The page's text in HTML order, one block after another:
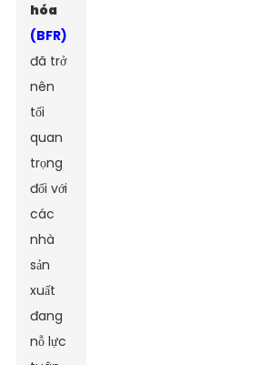
hóa
(BFR)
đã trở
nên
tối
quan
trọng
đối với
các
nhà
sản
xuất
đang
nỗ lực